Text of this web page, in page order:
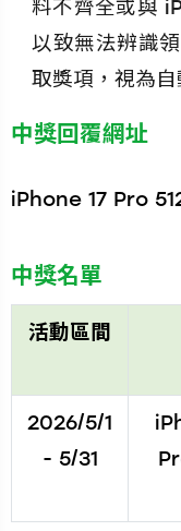
料不齊全或與
以致無法辨識
取獎項，視為自
中獎回覆網址
iPhone 17 Pro
中獎名單
活動區間
2026/5/1
- 5/31